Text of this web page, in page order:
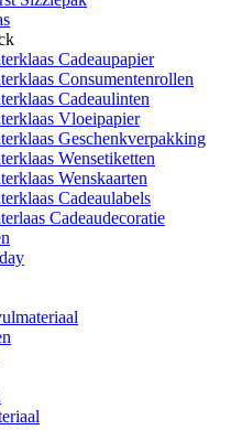
Cadeaupapier
Consumentenrollen
Cadeaulinten
Vloeipapier
Geschenkverpakking
Wensetiketten
Wenskaarten
Cadeaulabels
Cadeaudecoratie